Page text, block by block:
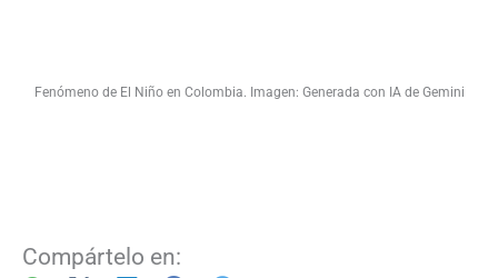
Fenómeno de El Niño en Colombia. Imagen: Generada con IA de Gemini
Compártelo en: